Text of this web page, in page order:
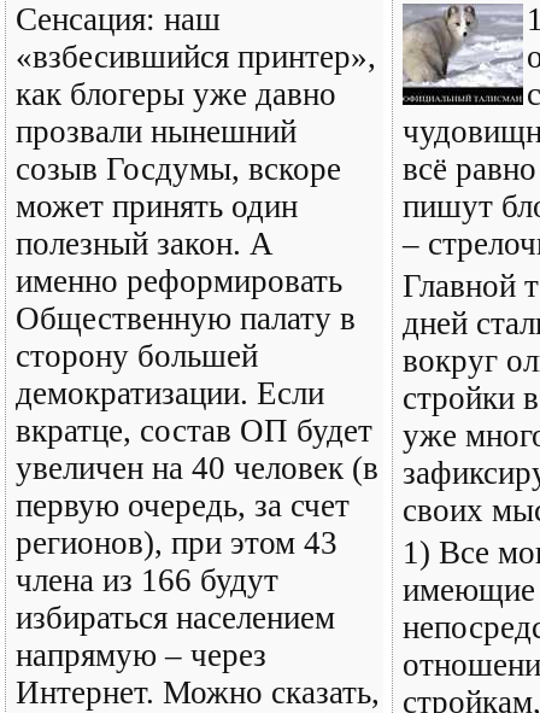
Сенсация: наш
«взбесившийся принтер»,
как блогеры уже давно
прозвали нынешний
созыв Госдумы, вскоре
может принять один
полезный закон. А
именно реформировать
Общественную палату в
сторону большей
демократизации. Если
вкратце, состав ОП будет
увеличен на 40 человек (в
первую очередь, за счет
регионов), при этом 43
члена из 166 будут
избираться населением
напрямую – через
Интернет. Можно сказать,
всё
пишут
–
Главной
дней
вокруг
стройки
уже
своих
1) Все
имеющие